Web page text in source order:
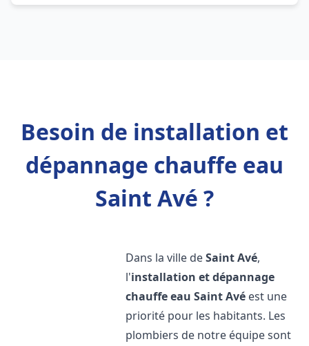
Besoin de installation et
dépannage chauffe eau
Saint Avé ?
Dans la ville deSaint Avé,
l'installation et dépannage
chauffe eau Saint Avé est une
priorité pour les habitants. Les
plombiers de notre équipe sont